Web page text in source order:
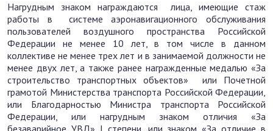
Нагрудным знаком награждаются лица, имеющие стаж
работы в системе аэронавигационного обслуживания
пользователей воздушного пространства Российской
Федерации не менее 10 лет, в том числе в данном
коллективе не менее трех лет и в занимаемой должности не
менее двух лет, а также ранее награжденные медалью «За
строительство транспортных объектов» или Почетной
грамотой Министерства транспорта Российской Федерации,
или Благодарностью Министра транспорта Российской
Федерации, или нагрудным знаком отличия «За